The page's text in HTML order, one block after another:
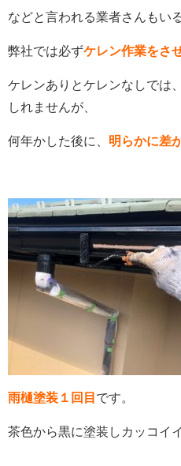
などと言われる業者さんもい
弊社では必ずケレン作業をさ
ケレンありとケレンなしでは
しれませんが、
何年かした後に、 明らかに差
雨樋塗装１回目 です。
茶色から黒に塗装しカッコイ